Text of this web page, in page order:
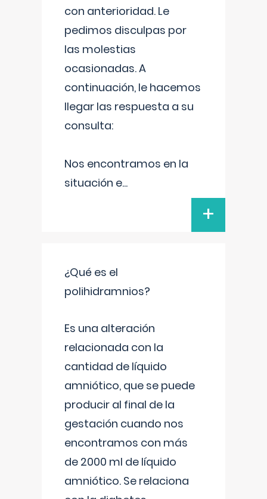
con anterioridad. Le
pedimos disculpas por
las molestias
ocasionadas. A
continuación, le hacemos
llegar las respuesta a su
consulta:
Nos encontramos en la
situación e...
+
¿Qué es el
polihidramnios?
Es una alteración
relacionada con la
cantidad de líquido
amniótico, que se puede
producir al final de la
gestación cuando nos
encontramos con más
de 2000 ml de líquido
amniótico. Se relaciona